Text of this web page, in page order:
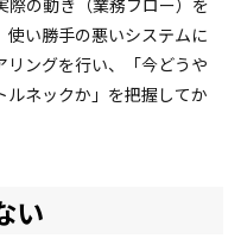
際の動き（業務フロー）を
使い勝手の悪いシステムに
リングを行い、「今どうや
ルネックか」を把握してか
い